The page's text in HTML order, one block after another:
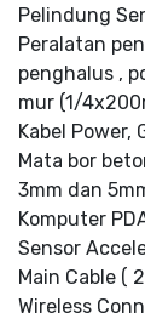
Pelindung
Peralatan
penghalus ,
mur (1/
Kabel Power,
Mata bor
3mm dan
Komputer
Sensor
Main Cable (
Wireless